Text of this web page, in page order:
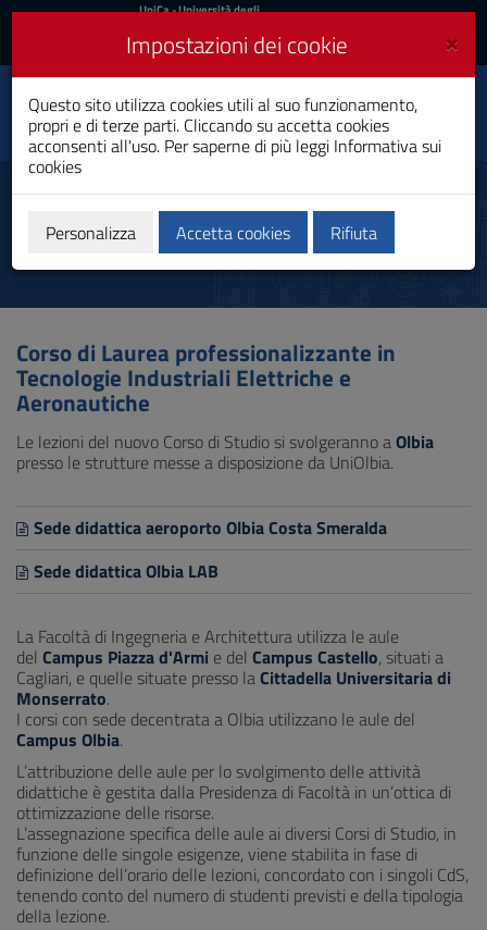
Vai
al
navigazione
sito
al
Footer
UniCa
Accedi
UniCa- Università degli
Accedi UniCA News
Toggle
navigation
Tecnologie Industriali
Elettriche e
Aeronautiche
Laurea Professionalizzante
Aule
Corso di Laurea professionalizzante in
Tecnologie Industriali Elettriche e
Aeronautiche
Le lezioni del nuovo Corso di Studio si svolgeranno aOlbia
presso le strutture messe a disposizione da UniOlbia.
Sede didattica aeroporto Olbia Costa Smeralda
Sede didattica Olbia LAB
La Facoltà di Ingegneria e Architettura utilizza le aule
del Campus Piazza d'Armi e del Campus Castello, situati a
Cagliari, e quelle situate presso laCittadella Universitaria di
Monserrato.
I corsi con sede decentrata a Olbia utilizzano le aule del
Campus Olbia.
L’attribuzione delle aule per lo svolgimento delle attività
didattiche è gestita dalla Presidenza di Facoltà in un’ottica di
ottimizzazione delle risorse.
L’assegnazione specifica delle aule ai diversi Corsi di Studio, in
funzione delle singole esigenze, viene stabilita in fase di
definizione dell’orario delle lezioni, concordato con i singoli CdS,
tenendo conto del numero di studenti previsti e della tipologia
della lezione.
×
Impostazioni dei cookie
Questo sito utilizza cookies utili al suo funzionamento,
propri e di terze parti. Cliccando su accetta cookies
acconsenti all'uso. Per saperne di più leggi Informativa sui
cookies
Personalizza Accetta cookies Rifiuta